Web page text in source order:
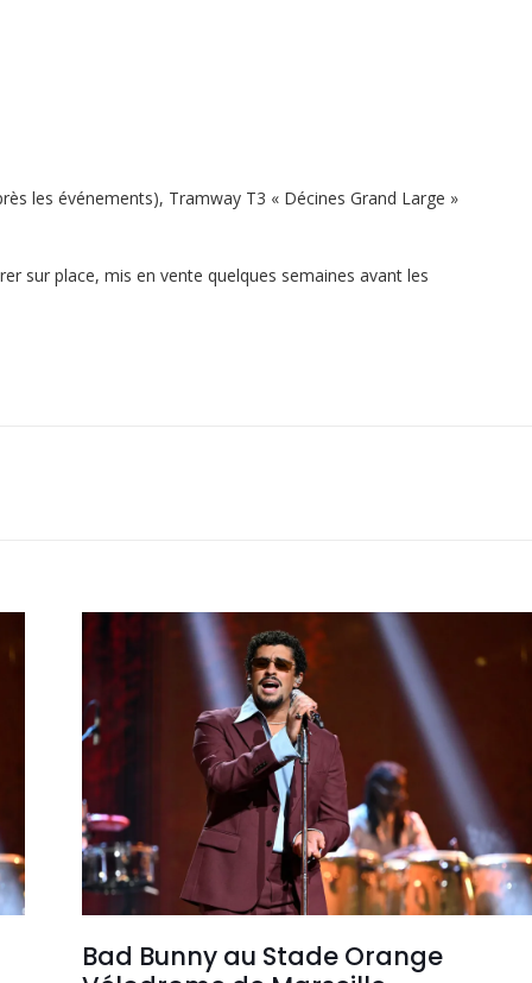
les événements), Tramway T3 « Décines Grand Large »
sur place, mis en vente quelques semaines avant les
Bad Bunny au Stade Orange